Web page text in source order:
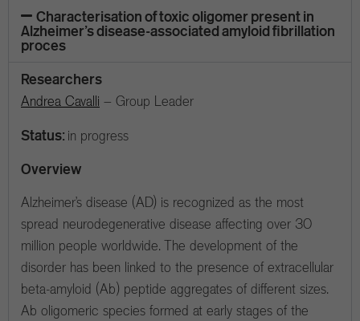
Characterisation of toxic oligomer present in
Alzheimer’s disease-associated amyloid fibrillation
proces
Researchers
Andrea Cavalli – Group Leader
Status: in progress
Overview
Alzheimer’s disease (AD) is recognized as the most
spread neurodegenerative disease affecting over 30
million people worldwide. The development of the
disorder has been linked to the presence of extracellular
beta-amyloid (Ab) peptide aggregates of different sizes.
Ab oligomeric species formed at early stages of the